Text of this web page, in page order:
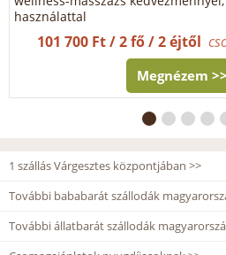
használattal
101 700 Ft / 2 fő / 2 éjtől
Megnézem >>
1 szállás Várgesztes központjában >>
További bababarát szállodák
További állatbarát szállodák